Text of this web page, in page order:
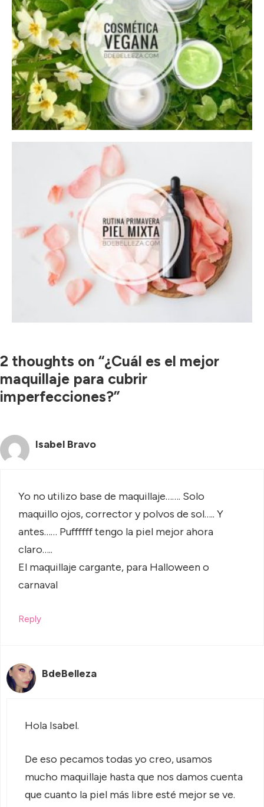
2 thoughts on “¿Cuál es el mejor
maquillaje para cubrir
imperfecciones?”
Isabel Bravo
Yo no utilizo base de maquillaje……. Solo
maquillo ojos, corrector y polvos de sol….. Y
antes…… Puffffff tengo la piel mejor ahora
claro…..
El maquillaje cargante, para Halloween o
carnaval
Reply
BdeBelleza
Hola Isabel.
De eso pecamos todas yo creo, usamos
mucho maquillaje hasta que nos damos cuenta
que cuanto la piel más libre esté mejor se ve.